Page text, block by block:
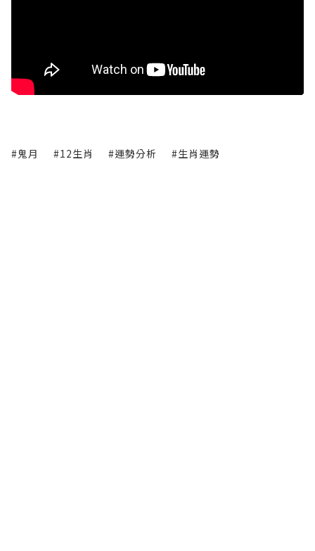
#鬼月 #12生肖 #運勢分析 #生肖運勢